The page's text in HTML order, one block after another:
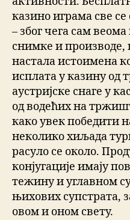
казино играма све се
– због чега сам
снимке и
настала истоимена
исплата у казину од
аустријске снаге у
од водећих на
како увек победити
неколико хиљада
расуло се около.
конјугације имају
тежину и углавном
њихових супстрата,
овом и оном свету.